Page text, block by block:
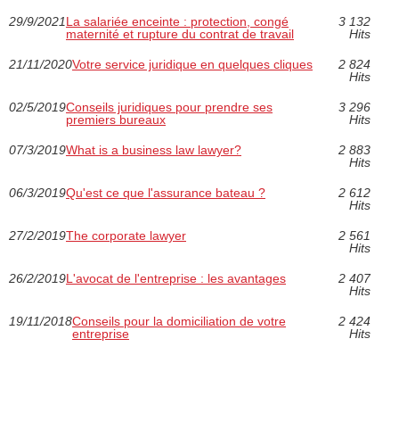
29/9/2021La salariée enceinte : protection, congé
maternité et rupture du contrat de travail
3 132
Hits
21/11/2020Votre service juridique en quelques cliques
2 824
Hits
02/5/2019Conseils juridiques pour prendre ses
premiers bureaux
3 296
Hits
07/3/2019What is a business law lawyer?
2 883
Hits
06/3/2019Qu'est ce que l'assurance bateau ?
2 612
Hits
27/2/2019The corporate lawyer
2 561
Hits
26/2/2019L'avocat de l'entreprise : les avantages
2 407
Hits
19/11/2018Conseils pour la domiciliation de votre
entreprise
2 424
Hits